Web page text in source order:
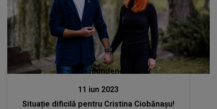
Stiri mondene
11 iun 2023
Situație dificilă pentru Cristina Ciobănașu!